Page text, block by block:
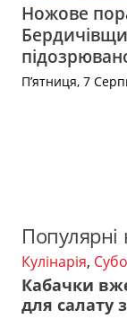
Ножове
П’ятниця, 7
Кулінарія,
Кабачки
для салату